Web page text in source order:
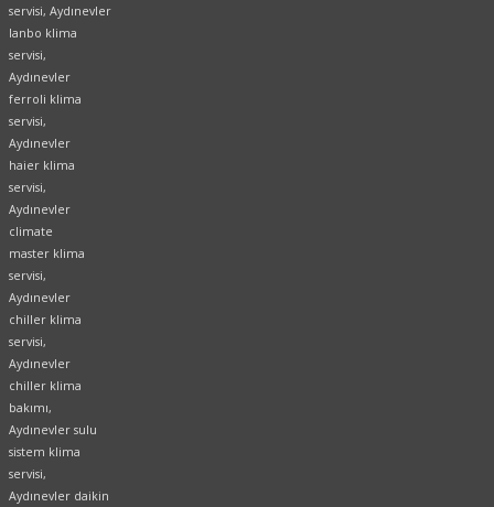
servisi, Aydınevler
lanbo klima
servisi,
Aydınevler
ferroli klima
servisi,
Aydınevler
haier klima
servisi,
Aydınevler
climate
master klima
servisi,
Aydınevler
chiller klima
servisi,
Aydınevler
chiller klima
bakımı,
Aydınevler sulu
sistem klima
servisi,
Aydınevler daikin